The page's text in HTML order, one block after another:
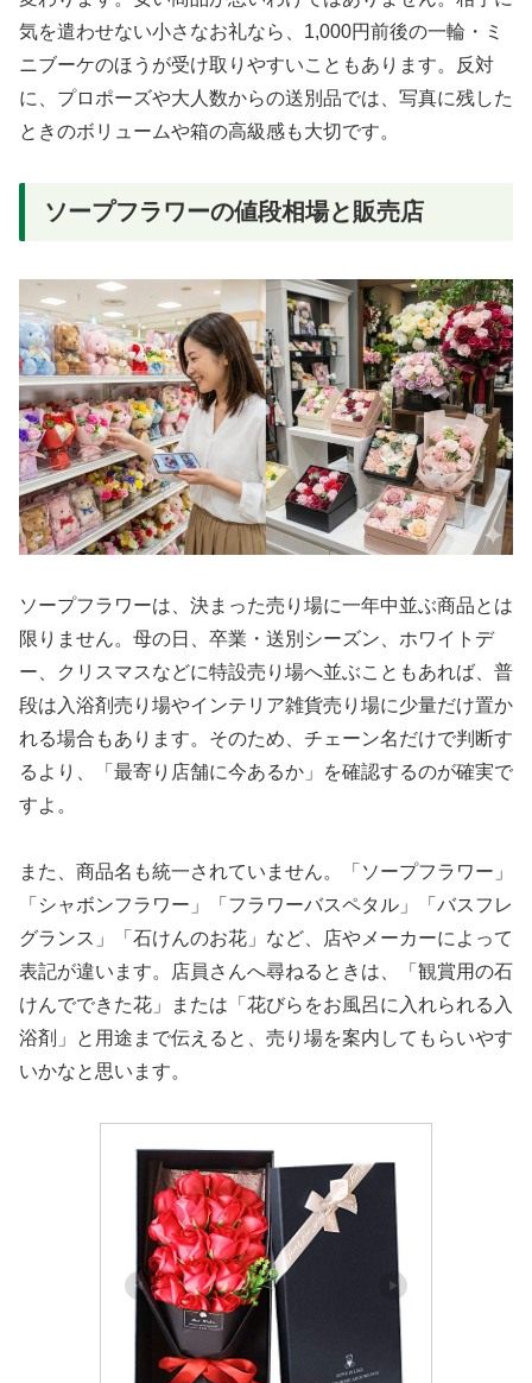
気を遣わせない小さなお礼なら、1,000円前後の一輪・ミ
ニブーケのほうが受け取りやすいこともあります。反対
に、プロポーズや大人数からの送別品では、写真に残した
ときのボリュームや箱の高級感も大切です。
ソープフラワーの値段相場と販売店
ソープフラワーは、決まった売り場に一年中並ぶ商品とは
限りません。母の日、卒業・送別シーズン、ホワイトデ
ー、クリスマスなどに特設売り場へ並ぶこともあれば、普
段は入浴剤売り場やインテリア雑貨売り場に少量だけ置か
れる場合もあります。そのため、チェーン名だけで判断す
るより、「最寄り店舗に今あるか」を確認するのが確実で
すよ。
また、商品名も統一されていません。「ソープフラワー」
「シャボンフラワー」「フラワーバスペタル」「バスフレ
グランス」「石けんのお花」など、店やメーカーによって
表記が違います。店員さんへ尋ねるときは、「観賞用の石
けんでできた花」または「花びらをお風呂に入れられる入
浴剤」と用途まで伝えると、売り場を案内してもらいやす
いかなと思います。